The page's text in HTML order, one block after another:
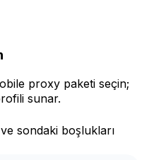
proxy paketi seçin;
sunar.
sondaki boşlukları